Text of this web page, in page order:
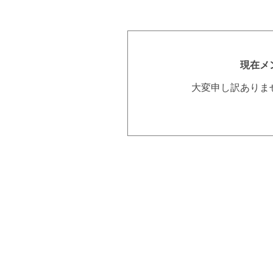
現在メ
大変申し訳あり